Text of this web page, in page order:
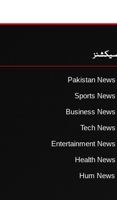
سیکشنز
Pakistan
Sports
Business News
Tech
Entertainment
Health
Hum News